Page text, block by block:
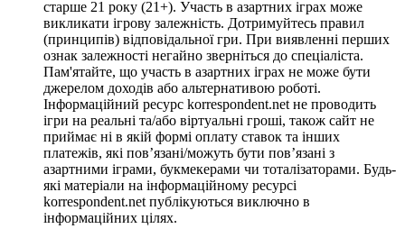
старше 21 року (21+). Участь в азартних іграх може
викликати ігрову залежність. Дотримуйтесь правил
(принципів) відповідальної гри. При виявленні перших
ознак залежності негайно зверніться до спеціаліста.
Пам'ятайте, що участь в азартних іграх не може бути
джерелом доходів або альтернативою роботі.
Інформаційний ресурс korrespondent.net не проводить
ігри на реальні та/або віртуальні гроші, також сайт не
приймає ні в якій формі оплату ставок та інших
платежів, які пов’язані/можуть бути пов’язані з
азартними іграми, букмекерами чи тоталізаторами. Будь-
які матеріали на інформаційному ресурсі
korrespondent.net публікуються виключно в
інформаційних цілях.